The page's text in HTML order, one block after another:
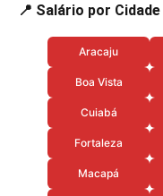
📍 Salário por Cidade
Aracaju
Boa Vista
Cuiabá
Fortaleza
Macapá